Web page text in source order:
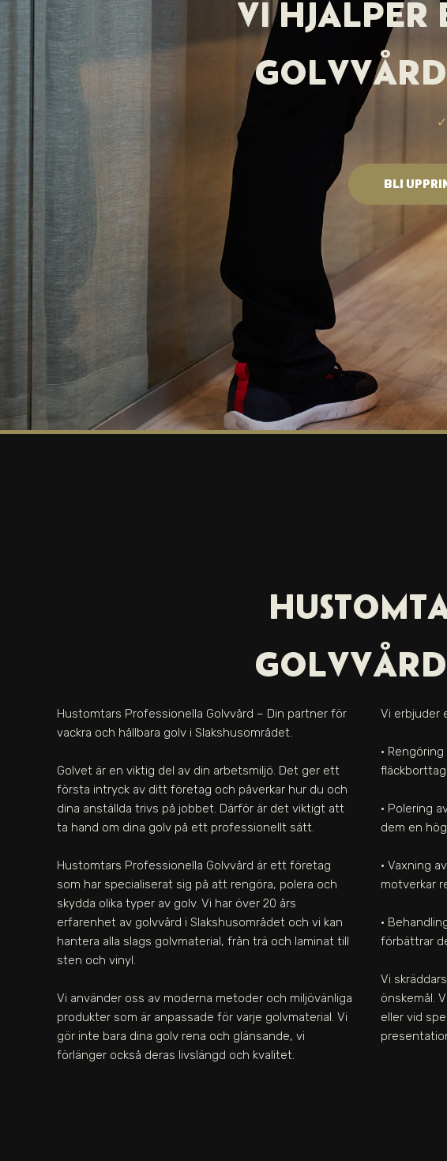
VI HJÄLPER
GOLVVÅRD
✓
BLI
Hustomtars Professionella Golvvård – Din partner för
vackra och hållbara golv i Slakshusområdet.
Golvet är en viktig del av din arbetsmiljö. Det ger ett
första intryck av ditt företag och påverkar hur du och
dina anställda trivs på jobbet. Därför är det viktigt att
ta hand om dina golv på ett professionellt sätt.
Hustomtars Professionella Golvvård är ett företag
som har specialiserat sig på att rengöra, polera och
skydda olika typer av golv. Vi har över 20 års
erfarenhet av golvvård i Slakshusområdet och vi kan
hantera alla slags golvmaterial, från trä och laminat till
sten och vinyl.
Vi använder oss av moderna metoder och miljövänliga
produkter som är anpassade för varje golvmaterial. Vi
gör inte bara dina golv rena och glänsande, vi
förlänger också deras livslängd och kvalitet.
Vi erbjuder
•
• Polering
dem en
• Vaxning
motverkar
•
förbättrar
Vi
önskemål.
eller vid